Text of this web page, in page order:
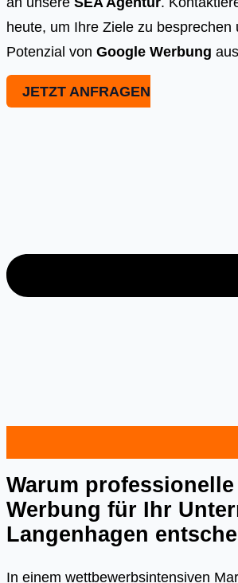
heute, um Ihre Ziele zu besprechen
Potenzial von Google Werbung
JETZT ANFRAGEN
Warum
Werbung für Ihr
Langenhagen
In einem wettbewerbsintensiven